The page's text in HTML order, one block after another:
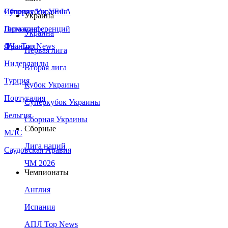
Сборная Украины
Италия
Германия
Франция
Нидерланды
Турция
Португалия
Бельгия
МЛС
Саудовская Аравия
Суперкубок УЕФА
Лига конференций
ЛЧ - Top News
Украина
Украина
Первая лига
Вторая лига
Кубок Украины
Суперкубок Украины
Сборная Украины
Сборные
Лига наций
ЧМ 2026
Чемпионаты
Англия
Испания
АПЛ Top News